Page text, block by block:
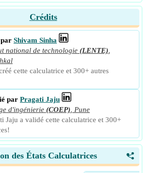
Crédits
Shivam Sinha
national de technologie (LENTE)
cette calculatrice et 300+ autres
par Pragati Jaju
d'ingénierie (COEP)
Pune
Jaju a validé cette calculatrice et 300+
<
des États Calculatrices